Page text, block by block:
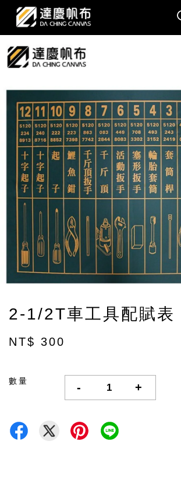
2-1/2T車工具配賦表
NT$ 300
數量 - +